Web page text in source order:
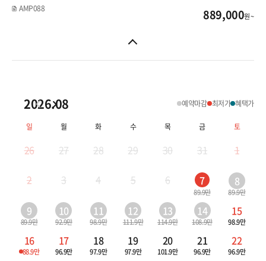
클럽메드
치앙마이
코타키나발루
인도네시아
AMP088 889,000원 ~
2026.08
일 월 화 수 목 금 토
26 27 28 29 30 31 1
2 3 4 5 6 7
89.9만
8
89.9만
9
89.9만
10
92.9만
11
98.9만
12
111.9만
13
114.9만
14
108.9만
15
98.9만
16
88.9만
17
96.9만
18
97.9만
19
97.9만
20
101.9만
21
96.9만
22
96.9만
예약마감 최저가 혜택가